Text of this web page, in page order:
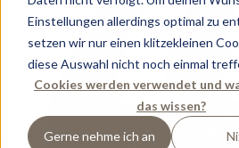
Einstellungen allerdings optimal zu
setzen wir nur einen klitzekleinen
diese Auswahl nicht noch einmal
Cookies werden verwendet und
das wissen?
Gerne nehme ich an